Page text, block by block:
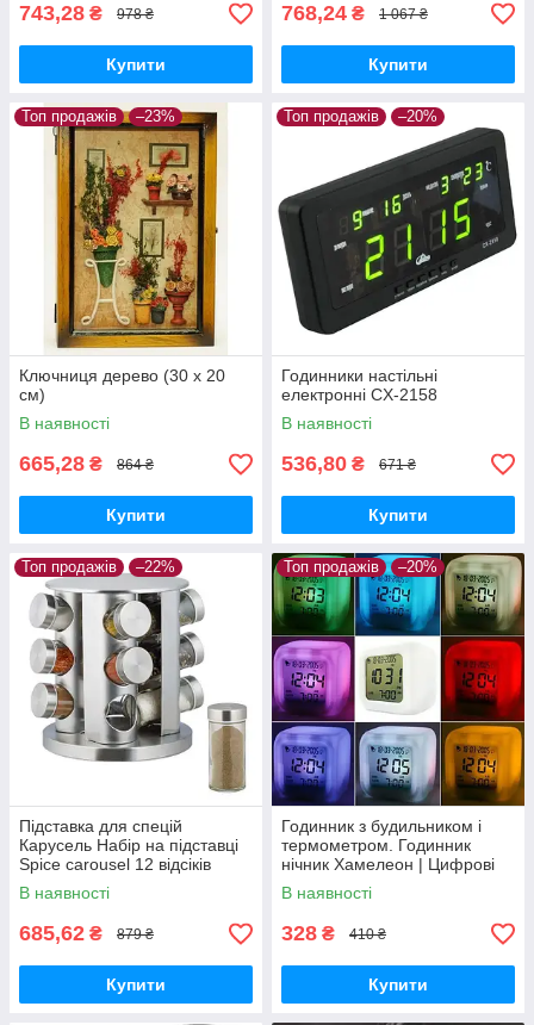
743,28 ₴ 978 ₴
Купити
768,24 ₴ 1 067 ₴
Купити
Топ продажів –23%
Ключниця дерево (30 х 20
см)
В наявності
665,28 ₴ 864 ₴
Купити
Топ продажів –20%
Годинники настільні
електронні CX-2158
В наявності
536,80 ₴ 671 ₴
Купити
Топ продажів –22%
Підставка для спецій
Карусель Набір на підставці
Spice carousel 12 відсіків
В наявності
685,62 ₴ 879 ₴
Купити
Топ продажів –20%
Годинник з будильником і
термометром. Годинник
нічник Хамелеон | Цифрові
світлодіодні годинник Куб
В наявності
328 ₴ 410 ₴
Купити